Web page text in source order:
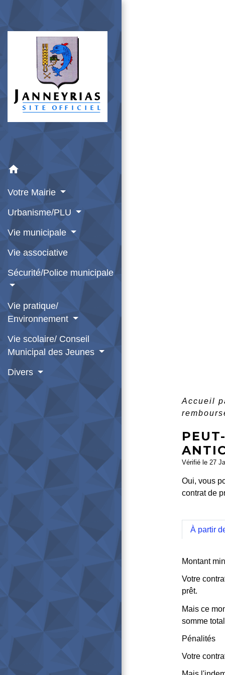
home
Votre Mairie
Urbanisme/PLU
Vie municipale
Vie associative
Sécurité/Police municipale
Vie pratique/
Environnement
Vie scolaire/ Conseil
Municipal des Jeunes
Divers
Accueil
Vérifié le 27
Oui, vous
contrat de
À partir
Montant
Votre
prêt.
Mais ce
somme
Pénalités
Votre